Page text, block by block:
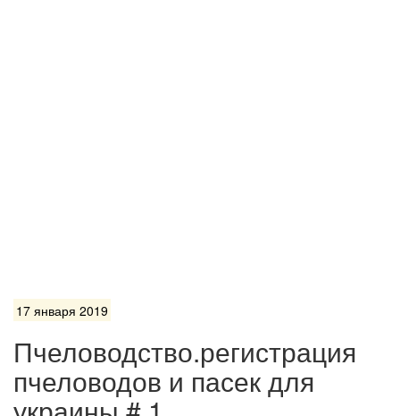
17 января 2019
Пчеловодство.регистрация
пчеловодов и пасек для